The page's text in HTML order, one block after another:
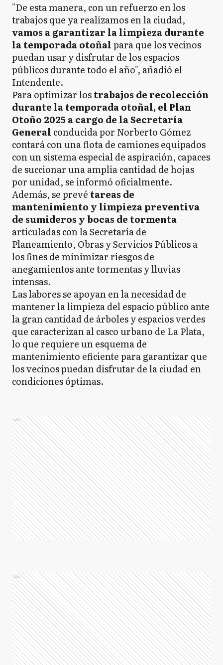
"De esta manera, con un refuerzo en los
trabajos que ya realizamos en la ciudad,
vamos a garantizar la limpieza durante
la temporada otoñalpara que los vecinos
puedan usar y disfrutar de los espacios
públicos durante todo el año", añadió el
Intendente.
Para optimizar lostrabajos de recolección
durante la temporada otoñal, el Plan
Otoño 2025 a cargo de la Secretaría
General conducida por Norberto Gómez
contará con una flota de camiones equipados
con un sistema especial de aspiración, capaces
de succionar una amplia cantidad de hojas
por unidad, se informó oficialmente.
Además, se prevé tareas de
mantenimiento y limpieza preventiva
de sumideros y bocas de tormenta
articuladas con la Secretaría de
Planeamiento, Obras y Servicios Públicos a
los fines de minimizar riesgos de
anegamientos ante tormentas y lluvias
intensas.
Las labores se apoyan en la necesidad de
mantener la limpieza del espacio público ante
la gran cantidad de árboles y espacios verdes
que caracterizan al casco urbano de La Plata,
lo que requiere un esquema de
mantenimiento eficiente para garantizar que
los vecinos puedan disfrutar de la ciudad en
condiciones óptimas.
Ads
Ads